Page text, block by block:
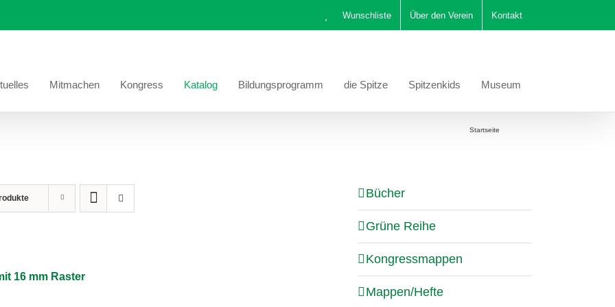
Wunschliste Über den Verein Kontakt
Mitmachen Kongress Katalog Bildungsprogramm die Spitze Spitzenkids Museum
Startseite
16 mm Raster
Bücher
Grüne Reihe
Kongressmappen
Mappen/Hefte